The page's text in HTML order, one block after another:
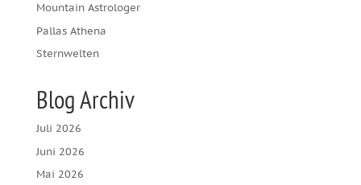
Mountain Astrologer
Pallas Athena
Sternwelten
Blog Archiv
Juli 2026
Juni 2026
Mai 2026